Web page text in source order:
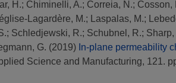
H.; Chiminelli, A.; Correia, N.; Cosson,
Lagardère, M.; Laspalas, M.;
; Schledjewski, R.; Schubnel, R.; Sharp,
G. (2019) In-plane permeability
Science and Manufacturing, 121.